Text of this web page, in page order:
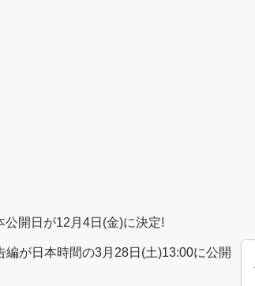
開日が12月4日(金)に決定!
が日本時間の3月28日(土)13:00に公開